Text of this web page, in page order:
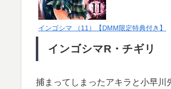
インゴシマ （11）【DMM限定特典付き】
インゴシマR・チギリ
捕まってしまったアキラと小早